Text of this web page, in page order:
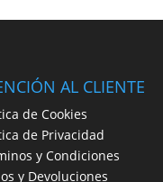
AL CLIENTE
de Cookies
de Privacidad
y Condiciones
y Devoluciones